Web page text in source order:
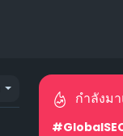
กำลังม